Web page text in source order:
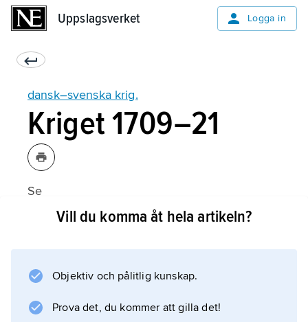
Uppslagsverket Logga in
dansk–svenska krig.
Kriget 1709–21
Se
stora nordiska kriget
Vill du komma åt hela artikeln?
Objektiv och pålitlig kunskap.
Prova det, du kommer att gilla det!